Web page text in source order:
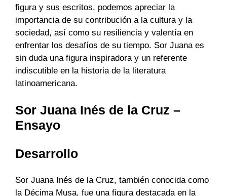
figura y sus escritos, podemos apreciar la
importancia de su contribución a la cultura y la
sociedad, así como su resiliencia y valentía en
enfrentar los desafíos de su tiempo. Sor Juana es
sin duda una figura inspiradora y un referente
indiscutible en la historia de la literatura
latinoamericana.
Sor Juana Inés de la Cruz –
Ensayo
Desarrollo
Sor Juana Inés de la Cruz, también conocida como
la Décima Musa, fue una figura destacada en la